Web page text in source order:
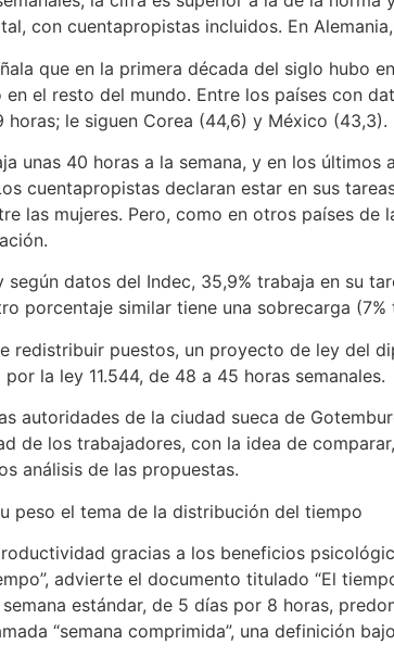
con cuentapropistas incluidos. En
que en la primera década del siglo hubo
el resto del mundo. Entre los países con
horas; le siguen Corea (44,6) y México (43,3).
unas 40 horas a la semana, y en los
cuentapropistas declaran estar en sus
las mujeres. Pero, como en otros países
datos del Indec, 35,9% trabaja en su
porcentaje similar tiene una sobrecarga
redistribuir puestos, un proyecto de ley del
la ley 11.544, de 48 a 45 horas semanales.
autoridades de la ciudad sueca de
de los trabajadores, con la idea de
análisis de las propuestas.
peso el tema de la distribución del tiempo
gracias a los beneficios
advierte el documento titulado “El
estándar, de 5 días por 8 horas,
“semana comprimida”, una definición